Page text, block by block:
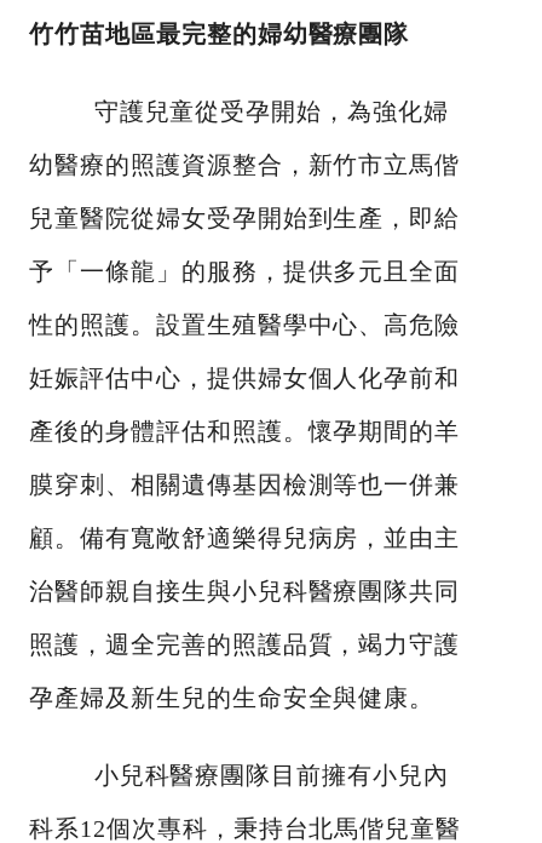
竹竹苗地區最完整的婦幼醫療團隊
守護兒童從受孕開始，為強化婦
幼醫療的照護資源整合，新竹市立馬偕
兒童醫院從婦女受孕開始到生產，即給
予「一條龍」的服務，提供多元且全面
性的照護。設置生殖醫學中心、高危險
妊娠評估中心，提供婦女個人化孕前和
產後的身體評估和照護。懷孕期間的羊
膜穿刺、相關遺傳基因檢測等也一併兼
顧。備有寬敞舒適樂得兒病房，並由主
治醫師親自接生與小兒科醫療團隊共同
照護，週全完善的照護品質，竭力守護
孕產婦及新生兒的生命安全與健康。
小兒科醫療團隊目前擁有小兒內
科系12個次專科，秉持台北馬偕兒童醫